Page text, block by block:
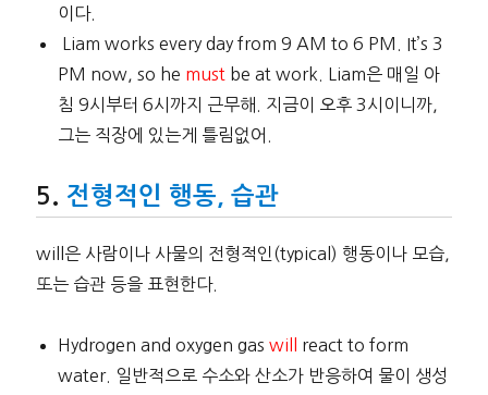
이다.
Liam works every day from 9 AM to 6 PM. It’s 3
PM now, so he must be at work. Liam은 매일 아
침 9시부터 6시까지 근무해. 지금이 오후 3시이니까,
그는 직장에 있는게 틀림없어.
전형적인 행동, 습관
will은 사람이나 사물의 전형적인(typical) 행동이나 모습,
또는 습관 등을 표현한다.
Hydrogen and oxygen gas will
react to form
water. 일반적으로 수소와 산소가 반응하여 물이 생성